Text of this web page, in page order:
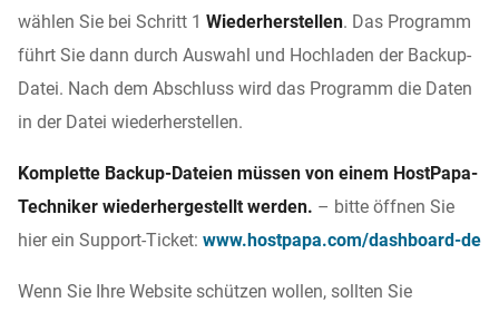
wählen Sie bei Schritt 1 Wiederherstellen. Das Programm
führt Sie dann durch Auswahl und Hochladen der Backup-
Datei. Nach dem Abschluss wird das Programm die Daten
in der Datei wiederherstellen.
Komplette Backup-Dateien müssen von einem HostPapa-
Techniker wiederhergestellt werden. – bitte öffnen Sie
hier ein Support-Ticket: www.hostpapa.com/dashboard-de
Wenn Sie Ihre Website schützen wollen, sollten Sie